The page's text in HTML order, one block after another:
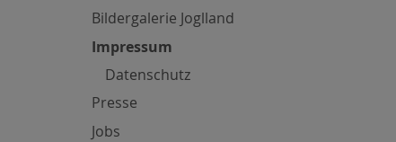
Bildergalerie Joglland
Impressum
Datenschutz
Presse
Jobs